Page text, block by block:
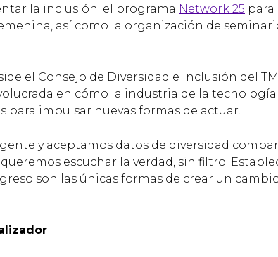
la inclusión: el programa Network 25 para
así como la organización de
el Consejo de Diversidad e Inclusión del
en cómo la industria de la
para impulsar nuevas formas de actuar.
y aceptamos datos de diversidad
escuchar la verdad, sin filtro.
son las únicas formas de crear un